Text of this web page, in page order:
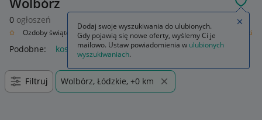
0 ogłoszeń
Ozdoby świąteczne i okolicznościowe Wielkanoc Koszyczki i stroiki
Podobne: koszyczki i stroiki
Filtruj Wolbórz, Łódzkie, +0 km
Dodaj swoje wyszukiwania do ulubionych.
Gdy pojawią się nowe oferty, wyślemy Ci je
mailowo. Ustaw powiadomienia w ulubionych
wyszukiwaniach.